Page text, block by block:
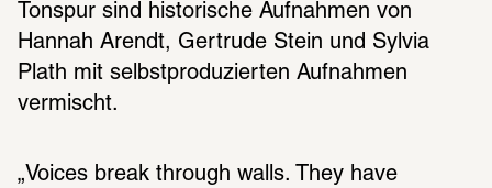
Tonspur sind historische Aufnahmen von
Hannah Arendt, Gertrude Stein und Sylvia
Plath mit selbstproduzierten Aufnahmen
vermischt.
„Voices break through walls. They have